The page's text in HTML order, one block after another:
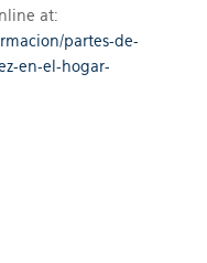
at:
partes-de-
en-el-hogar-